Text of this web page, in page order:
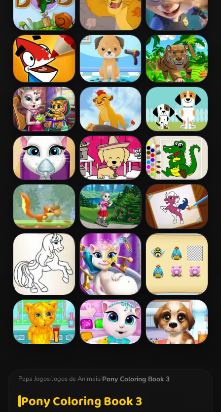
Snail Bob 2 Protector of the
Pridelands
Zootopia
Missão Hopps
Coloring Time
Animals
My Pet Spa Tiger Simulator
3D
Angela Toddler
Feed
The Lion Guard
Assemble
My New Puppy
Pregnant
Angela
Ambulance
Pet Salon
Doggy Days
Kids Color Book
2
Nut Rush Angela Trip
Accident
Pony Coloring
Book 2
Pony Coloring
Book 5
Pregnant Kitty
Spa
Animal Memory
Game
Papa Jogos/Jogos de Animais/Pony Coloring Book 3
Pony Coloring Book 3